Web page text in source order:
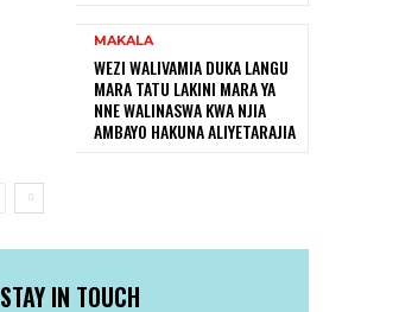
MAKALA
WEZI WALIVAMIA DUKA LANGU
MARA TATU LAKINI MARA YA
NNE WALINASWA KWA NJIA
AMBAYO HAKUNA ALIYETARAJIA
STAY IN TOUCH